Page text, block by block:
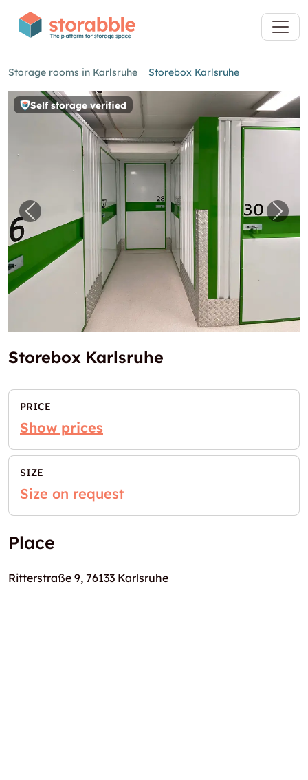
Storage rooms in Karlsruhe Storebox Karlsruhe
Self storage verified
Previous image for "Storebox Karlsruhe"
Storebox Karlsruhe
PRICE
Show prices
SIZE
Size on request
Place
Ritterstraße 9, 76133 Karlsruhe